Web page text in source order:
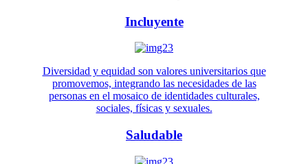
Incluyente
Diversidad y equidad son valores universitarios que
promovemos, integrando las necesidades de las
personas en el mosaico de identidades culturales,
sociales, físicas y sexuales.
Saludable